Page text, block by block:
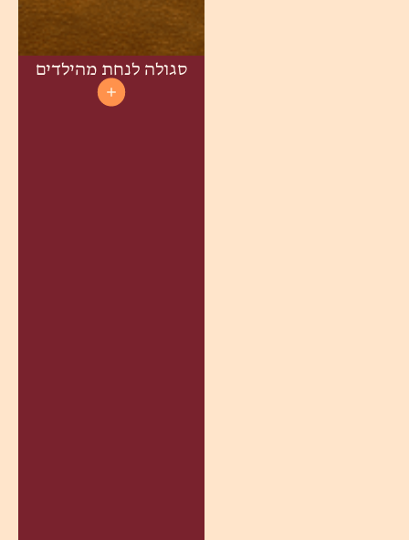
סגולה לנחת מהילדים